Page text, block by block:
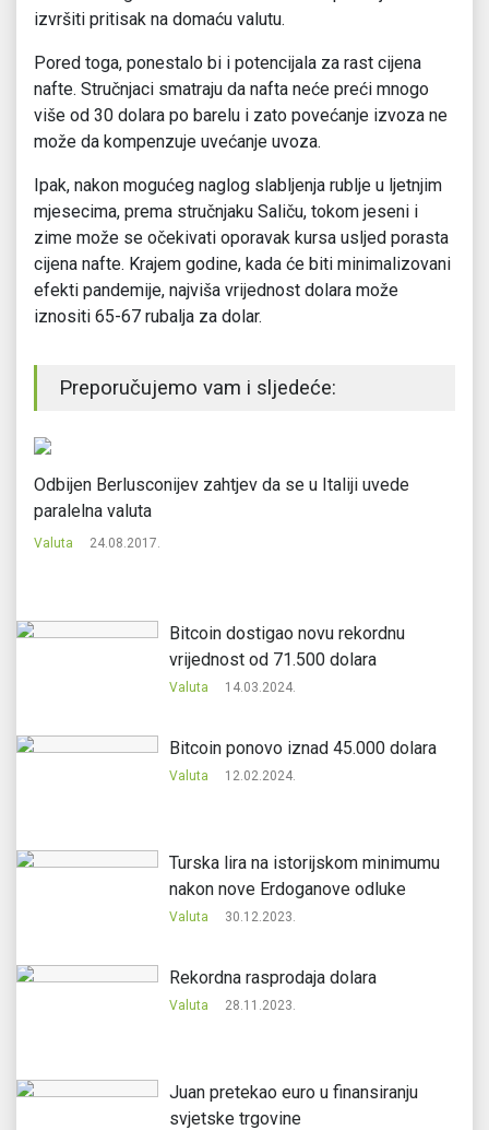
izvršiti pritisak na domaću valutu.
Pored toga, ponestalo bi i potencijala za rast cijena
nafte. Stručnjaci smatraju da nafta neće preći mnogo
više od 30 dolara po barelu i zato povećanje izvoza ne
može da kompenzuje uvećanje uvoza.
Ipak, nakon mogućeg naglog slabljenja rublje u ljetnjim
mjesecima, prema stručnjaku Saliču, tokom jeseni i
zime može se očekivati oporavak kursa usljed porasta
cijena nafte. Krajem godine, kada će biti minimalizovani
efekti pandemije, najviša vrijednost dolara može
iznositi 65-67 rubalja za dolar.
Preporučujemo vam i sljedeće:
Odbijen Berlusconijev zahtjev da se u Italiji uvede
paralelna valuta
Valuta 24.08.2017.
Bitcoin dostigao novu rekordnu
vrijednost od 71.500 dolara
Valuta 14.03.2024.
Bitcoin ponovo iznad 45.000 dolara
Valuta 12.02.2024.
Turska lira na istorijskom minimumu
nakon nove Erdoganove odluke
Valuta 30.12.2023.
Rekordna rasprodaja dolara
Valuta 28.11.2023.
Juan pretekao euro u finansiranju
svjetske trgovine